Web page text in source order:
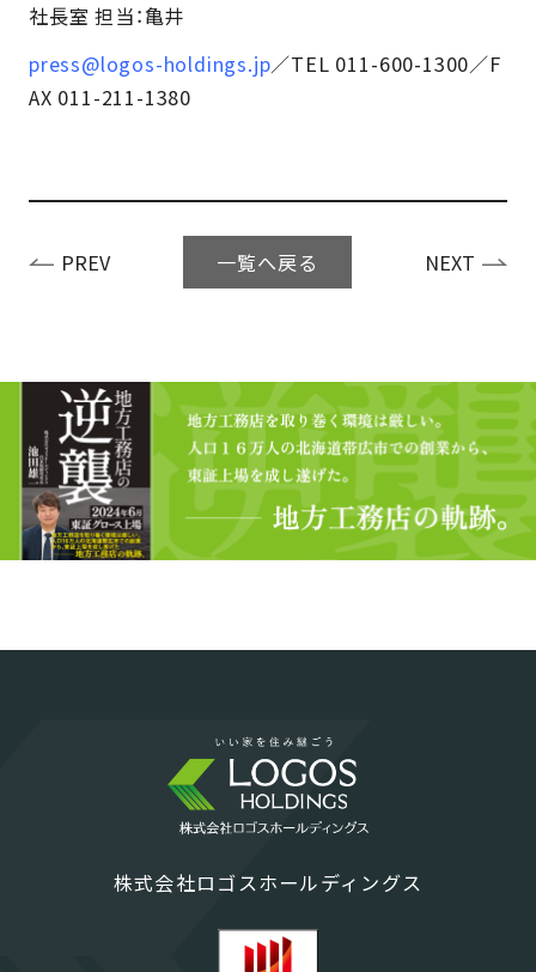
社⾧室 担当：亀井
press@logos-holdings.jp／TEL 011-600-1300／F
AX 011-211-1380
PREV 一覧へ戻る NEXT
株式会社ロゴスホールディングス